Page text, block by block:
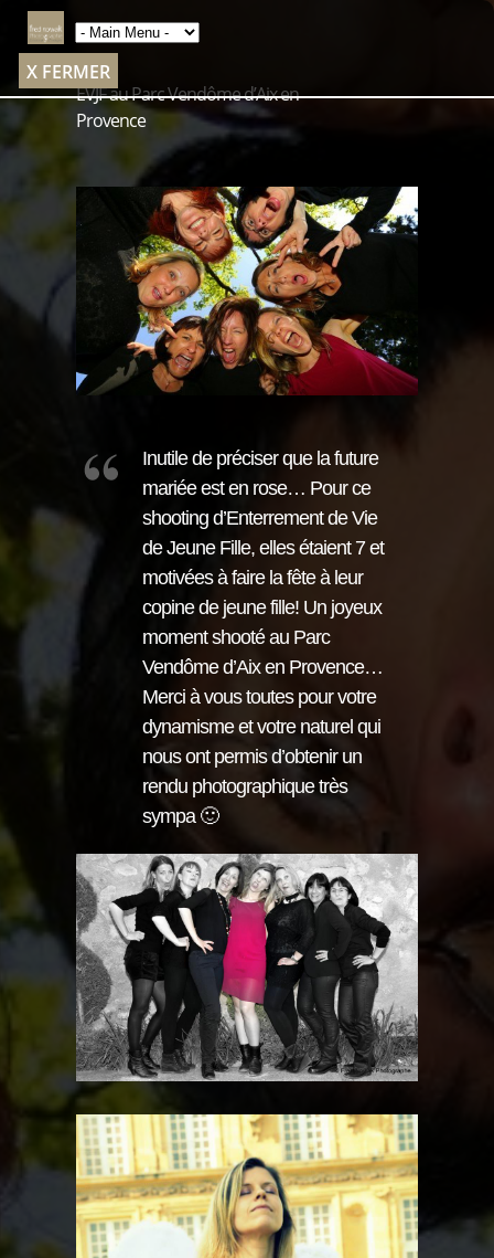
X FERMER
EVJF au Parc Vendôme d’Aix en
Provence
Inutile de préciser que la future
mariée est en rose… Pour ce
shooting d’Enterrement de Vie
de Jeune Fille, elles étaient 7 et
motivées à faire la fête à leur
copine de jeune fille! Un joyeux
moment shooté au Parc
Vendôme d’Aix en Provence…
Merci à vous toutes pour votre
dynamisme et votre naturel qui
nous ont permis d’obtenir un
rendu photographique très
sympa 🙂